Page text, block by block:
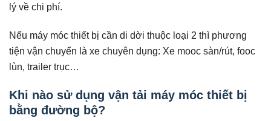
lý về chi phí.
Nếu máy móc thiết bị cần di dời thuộc loại 2 thì phương
tiện vận chuyển là xe chuyên dụng: Xe mooc sàn/rút, fooc
lùn, trailer trục…
Khi nào sử dụng vận tải máy móc thiết bị
bằng đường bộ?